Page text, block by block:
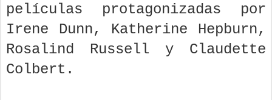
películas protagonizadas por
Irene Dunn, Katherine Hepburn,
Rosalind Russell y Claudette
Colbert.